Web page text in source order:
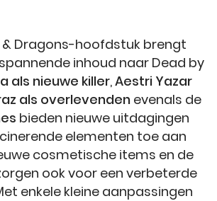
& Dragons-hoofdstuk brengt
inhoud naar Dead by
als nieuwe killer,Aestri Yazar
als overlevenden evenals de
bieden nieuwe uitdagingen
elementen toe aan
cosmetische items en de
ook voor een verbeterde
enkele kleine aanpassingen